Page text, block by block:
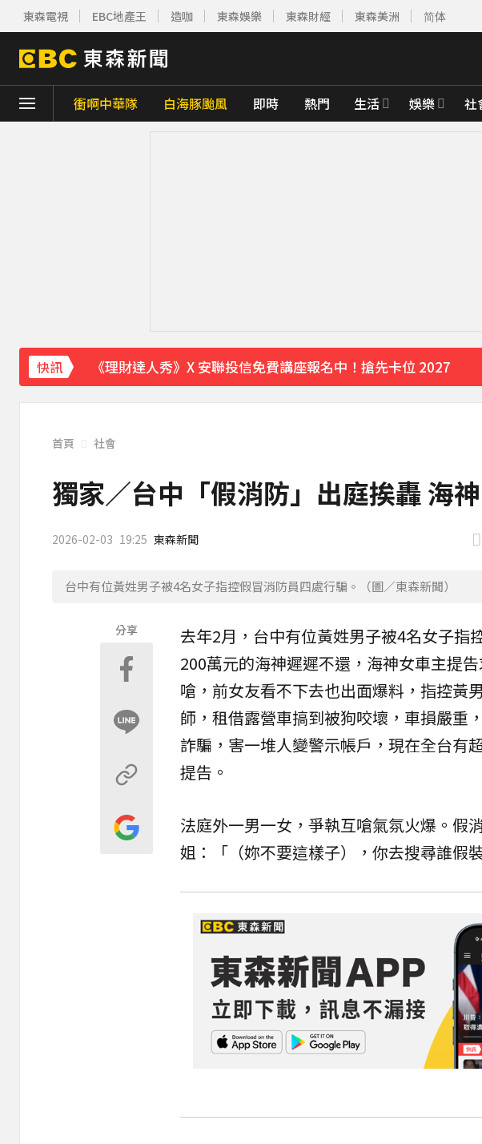
東森電視 EBC地產王 造咖 東森娛樂 東森財經 東森美洲 简体
衝啊中華隊 白海豚颱風 即時 熱門 生活 娛樂 社
快訊
《理財達人秀》X 安聯投信免費講座報名中！搶先卡位 2027
首頁 社會
獨家／台中「假消防」出庭挨轟 海
2026-02-03 19:25 東森新聞
台中有位黃姓男子被4名女子指控假冒消防員四處行騙。（圖／東森新聞）
分享 去年2月， 台中有位黃姓男子被4名女子指
200萬元的海神遲遲不還，海神女車主提
嗆， 前女友看不下去也出面爆料，指控黃
師，租借露營車搞到被狗咬壞，車損嚴重
詐騙，害一堆人變警示帳戶，現在全台有
提告。
法庭外一男一女，爭執互嗆氣氛火爆。假
姐：「（妳不要這樣子），你去搜尋誰假